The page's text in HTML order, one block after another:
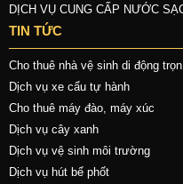
DỊCH VỤ CUNG CẤP NƯỚC
TIN TỨC
Cho thuê nhà vệ sinh di động
Dịch vụ xe cẩu tự hành
Cho thuê máy đào, máy xúc
Dịch vụ cây xanh
Dịch vụ vệ sinh môi trường
Dịch vụ hút bể phốt